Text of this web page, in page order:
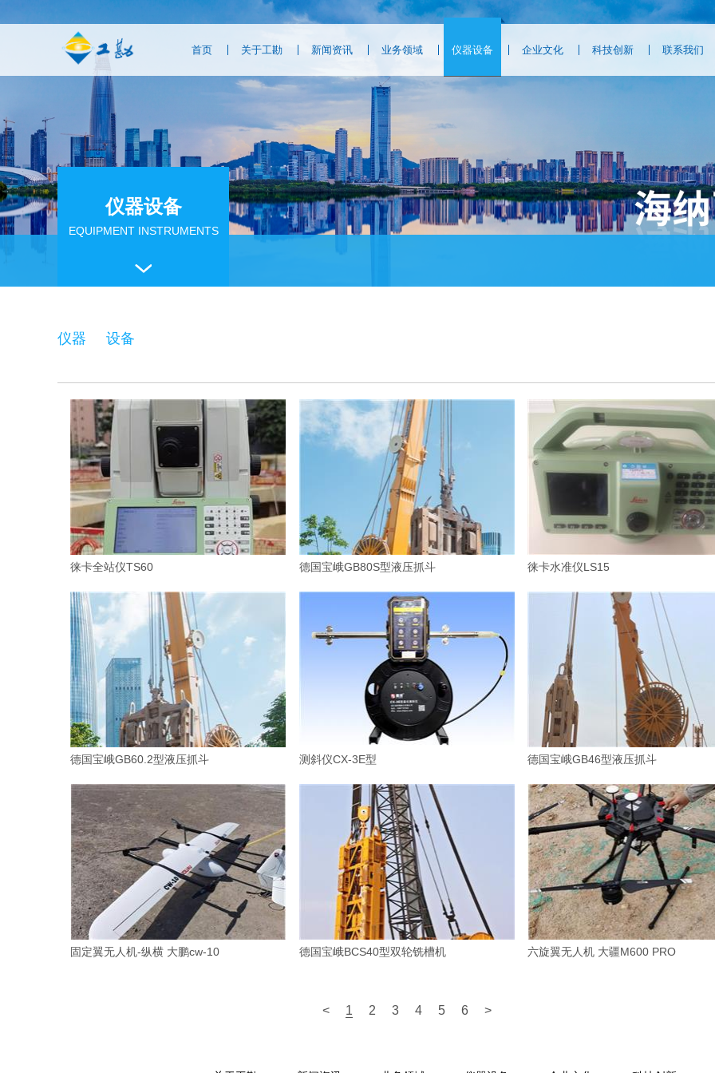
首页 关于工勘 新闻资讯 业务领域 仪器设备 企业文化 科技创新 联系我们
仪器设备
EQUIPMENT INSTRUMENTS
仪器 设备
徕卡全站仪TS60 德国宝峨GB80S型液压抓斗 徕卡水准仪LS15
德国宝峨GB60.2型液压抓斗 测斜仪CX-3E型 德国宝峨GB46型液压抓斗
固定翼无人机-纵横 大鹏cw-10 德国宝峨BCS40型双轮铣槽机 六旋翼无人机 大疆M600 PRO
< 1 2 3 4 5 6 >